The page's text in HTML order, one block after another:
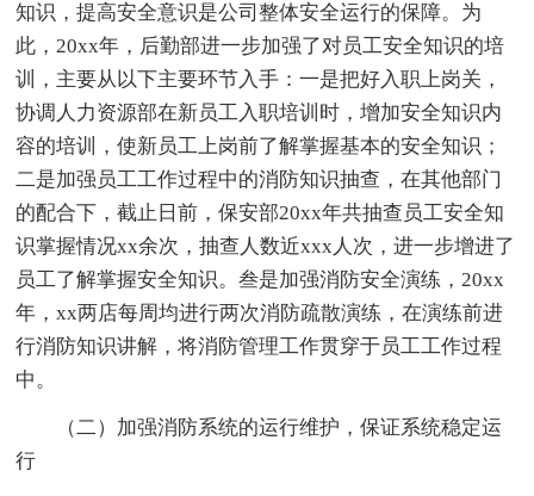
知识，提高安全意识是公司整体安全运行的保障。为
此，20xx年，后勤部进一步加强了对员工安全知识的培
训，主要从以下主要环节入手：一是把好入职上岗关，
协调人力资源部在新员工入职培训时，增加安全知识内
容的培训，使新员工上岗前了解掌握基本的安全知识；
二是加强员工工作过程中的消防知识抽查，在其他部门
的配合下，截止日前，保安部20xx年共抽查员工安全知
识掌握情况xx余次，抽查人数近xxx人次，进一步增进了
员工了解掌握安全知识。叁是加强消防安全演练，20xx
年，xx两店每周均进行两次消防疏散演练，在演练前进
行消防知识讲解，将消防管理工作贯穿于员工工作过程
中。
（二）加强消防系统的运行维护，保证系统稳定运
行